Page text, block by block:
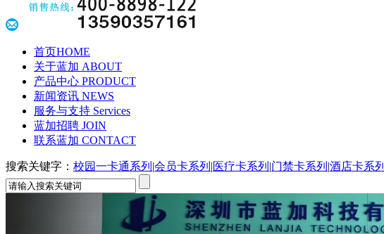
首页HOME
关于蓝加 ABOUT
产品中心 PRODUCT
新闻资讯 NEWS
服务与支持 Services
蓝加招聘 JOIN
联系蓝加 CONTACT
搜索关键字： 校园一卡通系列 |会员卡系列 |医疗卡系列 |门禁卡系列 |酒店卡系列